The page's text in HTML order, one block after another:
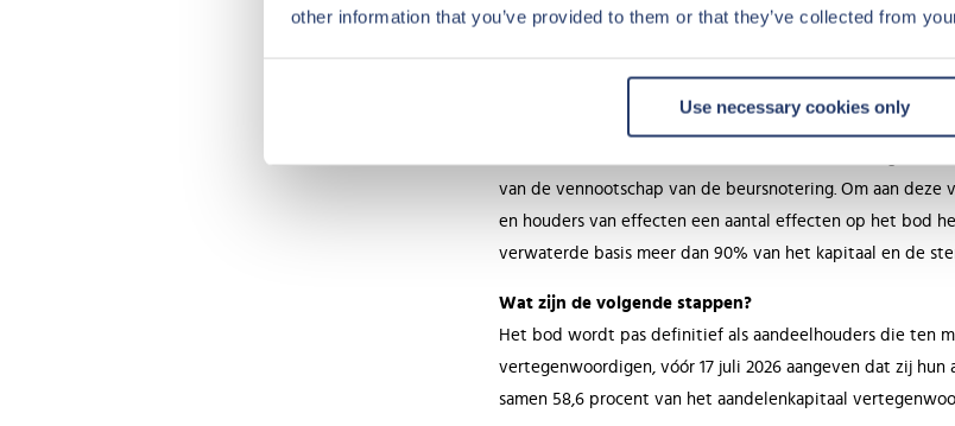
other information that you’ve provided to them or that they’ve collected from
Use necessary cookies only
Het bod voorziet in een basisprijs van € 1,90 per aandeel
bod is echter afhankelijk van de voorafgaande
minste 80% van het aandelenkapitaal van de
Het bod voorziet tevens in een aanvullende prijs van €
aandeel komt, onder voorbehoud van de uitvoering van
van de vennootschap van de beursnotering. Om aan
en houders van effecten een aantal effecten op het bod
verwaterde basis meer dan 90% van het kapitaal en de
Wat zijn de volgende stappen?
Het bod wordt pas definitief als aandeelhouders die ten
vertegenwoordigen, vóór 17 juli 2026 aangeven dat zij
samen 58,6 procent van het aandelenkapitaal